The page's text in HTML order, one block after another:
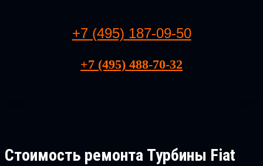
+7 (495) 187-09-50
+7 (495) 488-70-32
Стоимость ремонта Турбины Fiat